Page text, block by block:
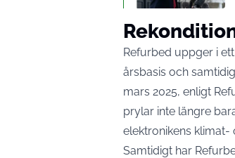
Refurbed uppger i
årsbasis och
mars 2025, enligt
prylar inte längre
elektronikens klimat-
Samtidigt har